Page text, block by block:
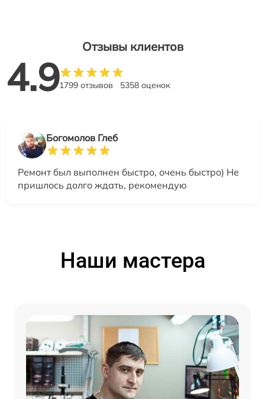
Отзывы клиентов
4.91799 отзывов 5358 оценок
Богомолов Глеб
Ремонт был выполнен быстро, очень быстро) Не
пришлось долго ждать, рекомендую
Наши мастера